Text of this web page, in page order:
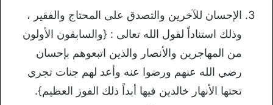
الإحسان للآخرين والتصدق على المحتاج والفقير ،
وذلك استناداً لقول الله تعالى : {والسابقون الأولون
من المهاجرين والأنصار والذين اتبعوهم بإحسان
رضي الله عنهم ورضوا عنه وأعد لهم جنات تجري
تحتها الأنهار خالدين فيها أبداً ذلك الفوز العظيم}.